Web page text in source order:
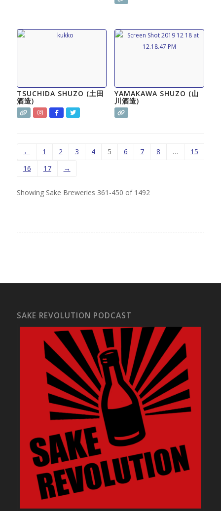
TSUCHIDA SHUZO (土田
酒造)
YAMAKAWA SHUZO (山
川酒造)
← 1 2 3 4 5 6 7 8 …
15
16
17 →
Showing Sake Breweries 361-450 of 1492
SAKE REVOLUTION PODCAST